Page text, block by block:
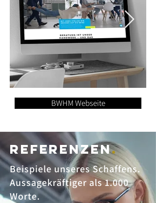
BWHM Webseite
Referenzen.
Beispiele unseres Schaffens.
Aussagekräftiger als 1.000
Worte.